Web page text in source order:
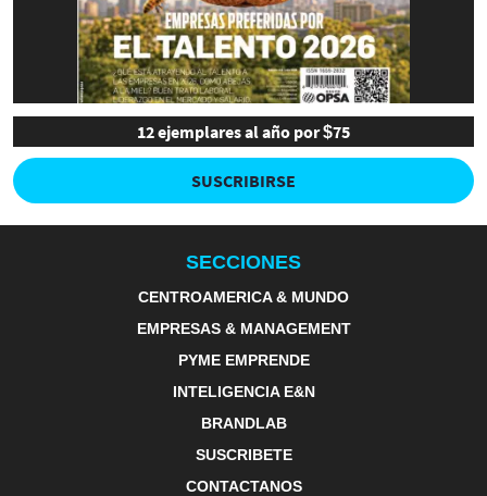
12 ejemplares al año por $75
SUSCRIBIRSE
SECCIONES
CENTROAMERICA & MUNDO
EMPRESAS & MANAGEMENT
PYME EMPRENDE
INTELIGENCIA E&N
BRANDLAB
SUSCRIBETE
CONTACTANOS